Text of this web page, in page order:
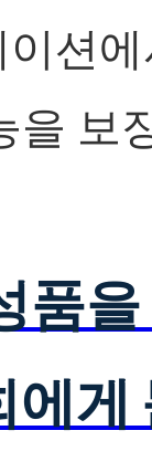
션
을 보
품
에게